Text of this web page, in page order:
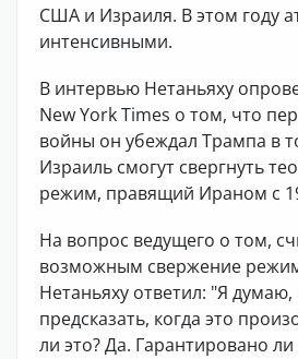
США и Израиля. В этом году
интенсивными.
В интервью Нетаньяху
New York Times о том, что
войны он убеждал Трампа в
Израиль смогут свергнуть
режим, правящий Ираном с
На вопрос ведущего о том,
возможным свержение
Нетаньяху ответил: "Я
предсказать, когда это
ли это? Да. Гарантировано ли